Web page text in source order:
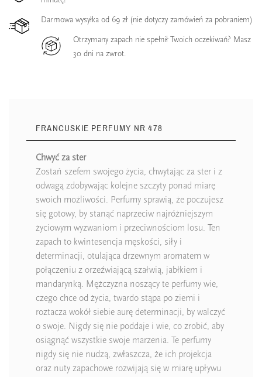
Darmowa wysyłka od 69 zł (nie dotyczy zamówień za pobraniem)
Otrzymany zapach nie spełnił Twoich oczekiwań? Masz
30 dni na zwrot.
FRANCUSKIE PERFUMY NR 478
Chwyć za ster
Zostań szefem swojego życia, chwytając za ster i z
odwagą zdobywając kolejne szczyty ponad miarę
swoich możliwości. Perfumy sprawią, że poczujesz
się gotowy, by stanąć naprzeciw najróżniejszym
życiowym wyzwaniom i przeciwnościom losu. Ten
zapach to kwintesencja męskości, siły i
determinacji, otulająca drzewnym aromatem w
połączeniu z orzeźwiającą szałwią, jabłkiem i
mandarynką. Mężczyzna noszący te perfumy wie,
czego chce od życia, twardo stąpa po ziemi i
roztacza wokół siebie aurę determinacji, by walczyć
o swoje. Nigdy się nie poddaje i wie, co zrobić, aby
osiągnąć wszystkie swoje marzenia. Te perfumy
nigdy się nie nudzą, zwłaszcza, że ich projekcja
oraz nuty zapachowe rozwijają się w miarę upływu